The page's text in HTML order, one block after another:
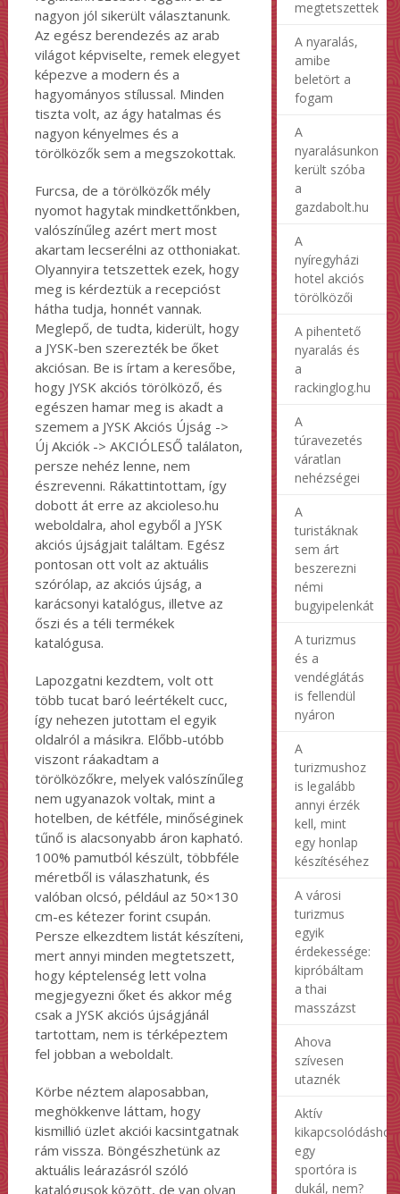
nagyon jól sikerült választanunk.
Az egész berendezés az arab
világot képviselte, remek elegyet
képezve a modern és a
hagyományos stílussal. Minden
tiszta volt, az ágy hatalmas és
nagyon kényelmes és a
törölközők sem a megszokottak.
Furcsa, de a törölközők mély
nyomot hagytak mindkettőnkben,
valószínűleg azért mert most
akartam lecserélni az otthoniakat.
Olyannyira tetszettek ezek, hogy
meg is kérdeztük a recepcióst
hátha tudja, honnét vannak.
Meglepő, de tudta, kiderült, hogy
a JYSK-ben szerezték be őket
akciósan. Be is írtam a keresőbe,
hogy JYSK akciós törölköző, és
egészen hamar meg is akadt a
szemem a JYSK Akciós Újság ->
Új Akciók -> AKCIÓLESŐ találaton,
persze nehéz lenne, nem
észrevenni. Rákattintottam, így
dobott át erre az akcioleso.hu
weboldalra, ahol egyből a JYSK
akciós újságjait találtam. Egész
pontosan ott volt az aktuális
szórólap, az akciós újság, a
karácsonyi katalógus, illetve az
őszi és a téli termékek
katalógusa.
Lapozgatni kezdtem, volt ott
több tucat baró leértékelt cucc,
így nehezen jutottam el egyik
oldalról a másikra. Előbb-utóbb
viszont ráakadtam a
törölközőkre, melyek valószínűleg
nem ugyanazok voltak, mint a
hotelben, de kétféle, minőséginek
tűnő is alacsonyabb áron kapható.
100% pamutból készült, többféle
méretből is válaszhatunk, és
valóban olcsó, például az 50×130
cm-es kétezer forint csupán.
Persze elkezdtem listát készíteni,
mert annyi minden megtetszett,
hogy képtelenség lett volna
megjegyezni őket és akkor még
csak a JYSK akciós újságjánál
tartottam, nem is térképeztem
fel jobban a weboldalt.
Körbe néztem alaposabban,
meghökkenve láttam, hogy
kismillió üzlet akciói kacsintgatnak
rám vissza. Böngészhetünk az
aktuális leárazásról szóló
katalógusok között, de van olyan
megtetszettek
A nyaralás,
amibe
beletört a
fogam
A
nyaralásunkon
került szóba
a
gazdabolt.hu
A
nyíregyházi
hotel akciós
törölközői
A pihentető
nyaralás és
a
rackinglog.hu
A
túravezetés
váratlan
nehézségei
A
turistáknak
sem árt
beszerezni
némi
bugyipelenkát
A turizmus
és a
vendéglátás
is fellendül
nyáron
A
turizmushoz
is legalább
annyi érzék
kell, mint
egy honlap
készítéséhez
A városi
turizmus
egyik
érdekessége:
kipróbáltam
a thai
masszázst
Ahova
szívesen
utaznék
Aktív
kikapcsolódáshoz
egy
sportóra is
dukál, nem?